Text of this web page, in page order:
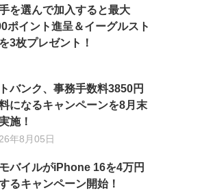
を選んで加入すると最大
ポイント進呈＆イーグルスト
3枚プレゼント！
バンク、事務手数料3850円
になるキャンペーンを8月末
施！
年8月05日
バイルがiPhone 16を4万円
るキャンペーン開始！